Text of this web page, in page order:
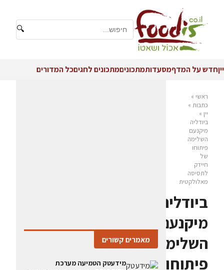
🔍
ייןחדש על המדףמסעדותמתכוניםמתכונים לחגיםכל המדורים
ראשי »
כתבות »
יין »
ביודליה
מיקנעם
השלימה
פיתוחו
של
חיידק
לתסיסה
מאלולקטית
ביודליה
מיקנעם
השלימה
פיתוחו
מאמרים קשורים
מידעטק הטמיעה מערכת